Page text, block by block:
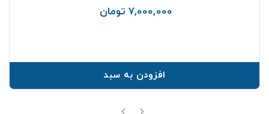
7,000,000 تومان
افزودن به سبد